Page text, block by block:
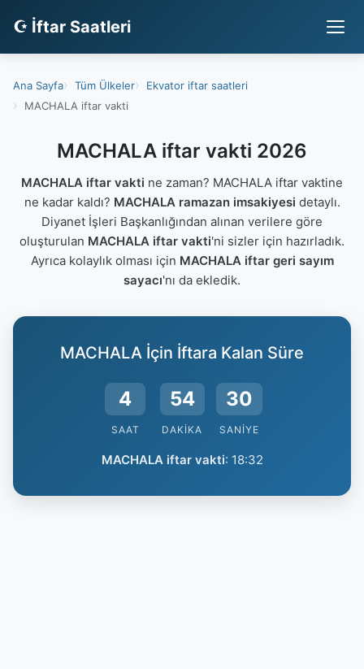
☪ İftar Saatleri
Ana Sayfa Tüm Ülkeler
Ekvator iftar saatleri
MACHALA iftar vakti
MACHALA iftar vakti 2026
MACHALA iftar vakti ne zaman? MACHALA iftar vaktine
ne kadar kaldı? MACHALA ramazan imsakiyesi detaylı.
Diyanet İşleri Başkanlığından alınan verilere göre
oluşturulan MACHALA iftar vakti'ni sizler için hazırladık.
Ayrıca kolaylık olması için MACHALA iftar geri sayım
sayacı'nı da ekledik.
MACHALA İçin İftara Kalan Süre
4
SAAT
54
DAKIKA
29
SANIYE
MACHALA iftar vakti: 18:32